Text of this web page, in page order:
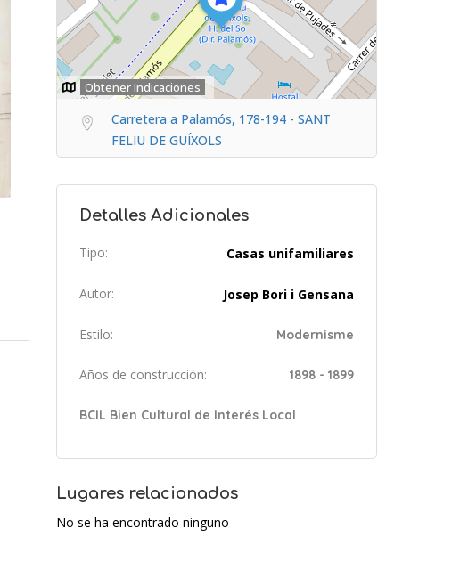
Obtener Indicaciones
Carretera a Palamós, 178-194 - SANT
FELIU DE GUÍXOLS
Detalles Adicionales
Tipo: Casas unifamiliares
Autor: Josep Bori i Gensana
Estilo: Modernisme
Años de construcción: 1898 - 1899
BCIL Bien Cultural de Interés Local
Lugares relacionados
No se ha encontrado ninguno